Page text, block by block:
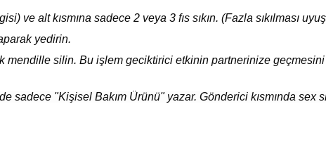
alt kısmına sadece 2 veya 3 fıs sıkın. (Fazla sıkılması
yedirin.
mendille silin. Bu işlem geciktirici etkinin partnerinize
sadece "Kişisel Bakım Ürünü" yazar. Gönderici kısmında